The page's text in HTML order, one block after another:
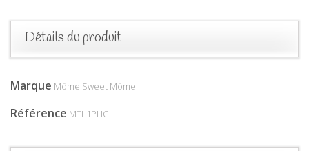
Détails du produit
Marque Môme Sweet Môme
Référence MTL1PHC